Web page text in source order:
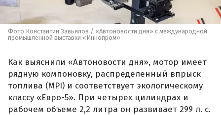
Фото Константин Завьялов / «Автоновости дня» с международной
промышленной выставки «Иннопром»
Как выяснили «Автоновости дня», мотор имеет
рядную компоновку, распределенный впрыск
топлива (MPI) и соответствует экологическому
классу «Евро-5». При четырех цилиндрах и
рабочем объеме 2,2 литра он развивает 299 л. с.